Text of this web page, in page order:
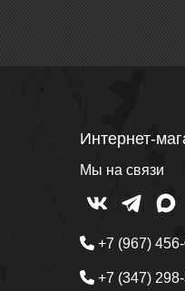
Интернет-
Мы на связи
+7 (967)
+7 (347)